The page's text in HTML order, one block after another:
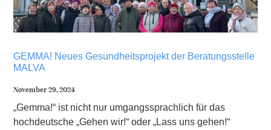
GEMMA! Neues Gesundheitsprojekt der Beratungsstelle
MALVA
November 29, 2024
„Gemma!“ ist nicht nur umgangssprachlich für das
hochdeutsche „Gehen wir!“ oder „Lass uns gehen!“